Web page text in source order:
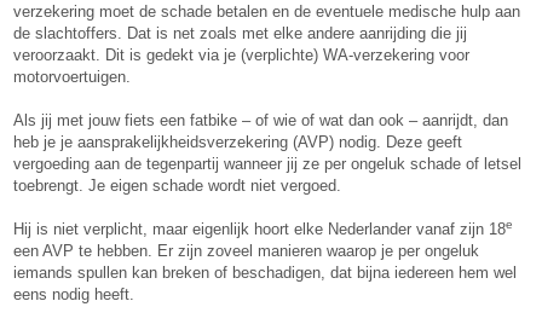
verzekering moet de schade betalen en de eventuele medische hulp aan
de slachtoffers. Dat is net zoals met elke andere aanrijding die jij
veroorzaakt. Dit is gedekt via je (verplichte) WA-verzekering voor
motorvoertuigen.
Als jij met jouw fiets een fatbike – of wie of wat dan ook – aanrijdt, dan
heb je je aansprakelijkheidsverzekering (AVP) nodig. Deze geeft
vergoeding aan de tegenpartij wanneer jij ze per ongeluk schade of letsel
toebrengt. Je eigen schade wordt niet vergoed.
Hij is niet verplicht, maar eigenlijk hoort elke Nederlander vanaf zijn 18e
een AVP te hebben. Er zijn zoveel manieren waarop je per ongeluk
iemands spullen kan breken of beschadigen, dat bijna iedereen hem wel
eens nodig heeft.